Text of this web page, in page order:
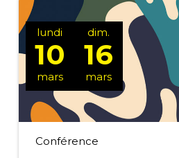
Conférence
lundi
10
mars
dim.
16
mars